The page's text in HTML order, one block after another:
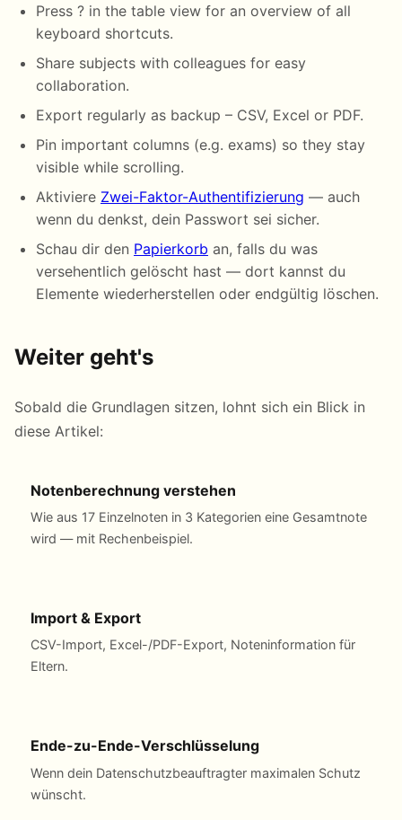
Press ? in the table view for an overview of all
keyboard shortcuts.
Share subjects with colleagues for easy
collaboration.
Export regularly as backup – CSV, Excel or PDF.
Pin important columns (e.g. exams) so they stay
visible while scrolling.
Aktiviere Zwei-Faktor-Authentifizierung — auch
wenn du denkst, dein Passwort sei sicher.
Schau dir den Papierkorb an, falls du was
versehentlich gelöscht hast — dort kannst du
Elemente wiederherstellen oder endgültig löschen.
Weiter geht's
Sobald die Grundlagen sitzen, lohnt sich ein Blick in
diese Artikel:
Notenberechnung verstehen
Wie aus 17 Einzelnoten in 3 Kategorien eine Gesamtnote
wird — mit Rechenbeispiel.
Import & Export
CSV-Import, Excel-/PDF-Export, Noteninformation für
Eltern.
Ende-zu-Ende-Verschlüsselung
Wenn dein Datenschutzbeauftragter maximalen Schutz
wünscht.